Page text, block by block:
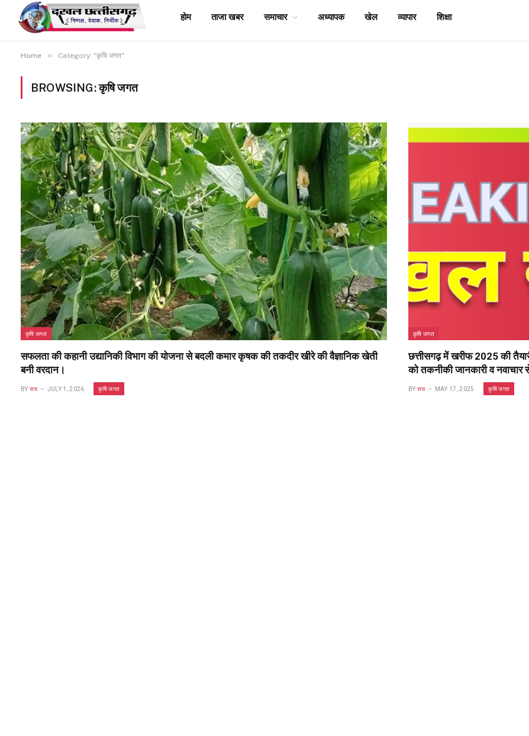
होम ताजा खबर समाचार अध्यापक खेल व्यापार शिक्षा
Home » Category: "कृषि जगत"
BROWSING:कृषि जगत
कृषि जगत
सफलता की कहानी उद्यानिकी विभाग की योजना से बदली कमार कृषक की तकदीर खीरे की वैज्ञानिक खेती
बनी वरदान।
BY सच JULY 1, 2026 कृषि जगत
कृषि जगत
छत्तीसगढ़ में खरीफ 2025 की
को तकनीकी जानकारी व नवाचार
BY सच MAY 17, 2025 कृषि जगत